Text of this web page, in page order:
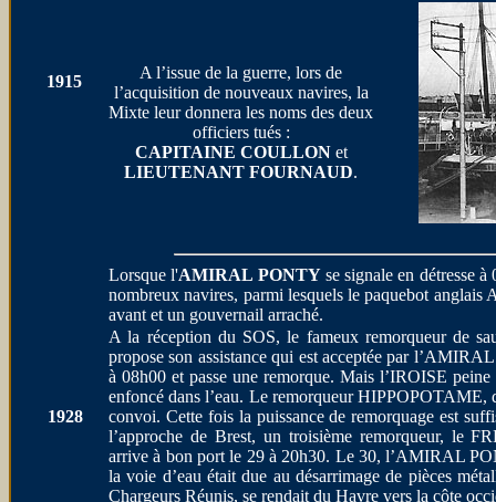
1915
A l’issue de la guerre, lors de
l’acquisition de nouveaux navires, la
Mixte leur donnera les noms des deux
officiers tués :
CAPITAINE COULLONet
LIEUTENANT FOURNAUD.
1928
Lorsque l'AMIRAL PONTYse signale en détresse à
nombreux navires, parmi lesquels le paquebot
avant et un gouvernail arraché.
A la réception du SOS, le fameux remorqueur de
propose son assistance qui est acceptée par
à 08h00 et passe une remorque. Mais l’IROISE
enfoncé dans l’eau. Le remorqueur
convoi. Cette fois la puissance de remorquage est
l’approche de Brest, un troisième remorqueur, le
arrive à bon port le 29 à 20h30. Le 30, l’AMIRAL
la voie d’eau était due au désarrimage de pièces
Chargeurs Réunis, se rendait du Havre vers la côte